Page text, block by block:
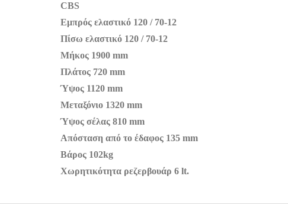
CBS
Εμπρός ελαστικό 120 / 70-12
Πίσω ελαστικό 120 / 70-12
Μήκος 1900 mm
Πλάτος 720 mm
Ύψος 1120 mm
Μεταξόνιο 1320 mm
Ύψος σέλας 810 mm
Απόσταση από το έδαφος 135 mm
Βάρος 102kg
Χωρητικότητα ρεζερβουάρ 6 lt.